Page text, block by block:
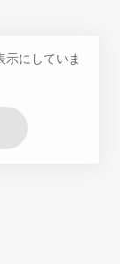
示にしていま